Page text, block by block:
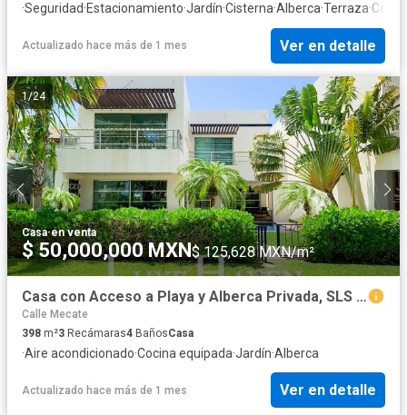
·Seguridad·Estacionamiento·Jardín·Cisterna·Alberca·Terraza·
Actualizado hace más de 1 mes Ver en detalle
1/24
Casa·en venta
$ 50,000,000 MXN$ 125,628 MXN/m²
Casa con Acceso a Playa y Alberca Privada, SLS Residences
Calle Mecate
398 m²3 Recámaras4 BañosCasa
·Aire acondicionado·Cocina equipada·Jardín·Alberca
Actualizado hace más de 1 mes Ver en detalle